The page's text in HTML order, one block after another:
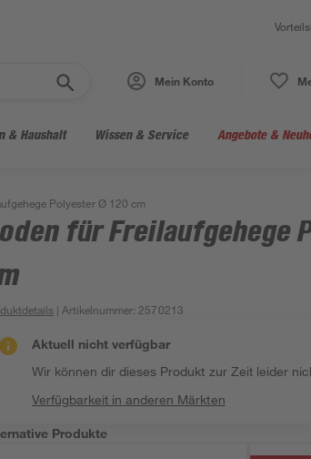
Mein Konto
& Haushalt Wissen & Service Angebote &
Polyester Ø 120 cm
für Freilaufgehege
| Artikelnummer: 2570213
Aktuell nicht verfügbar
Wir können dir dieses Produkt zur Zeit leider
Verfügbarkeit in anderen Märkten
Produkte